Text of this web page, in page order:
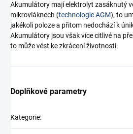
Akumulátory mají elektrolyt zasáknutý
mikrovláknech (technologie AGM), to
jakékoli poloze a přitom nedochází k
Akumulátory jsou však více citlivé na
to může vést ke zkrácení životnosti.
Doplňkové parametry
Kategorie: